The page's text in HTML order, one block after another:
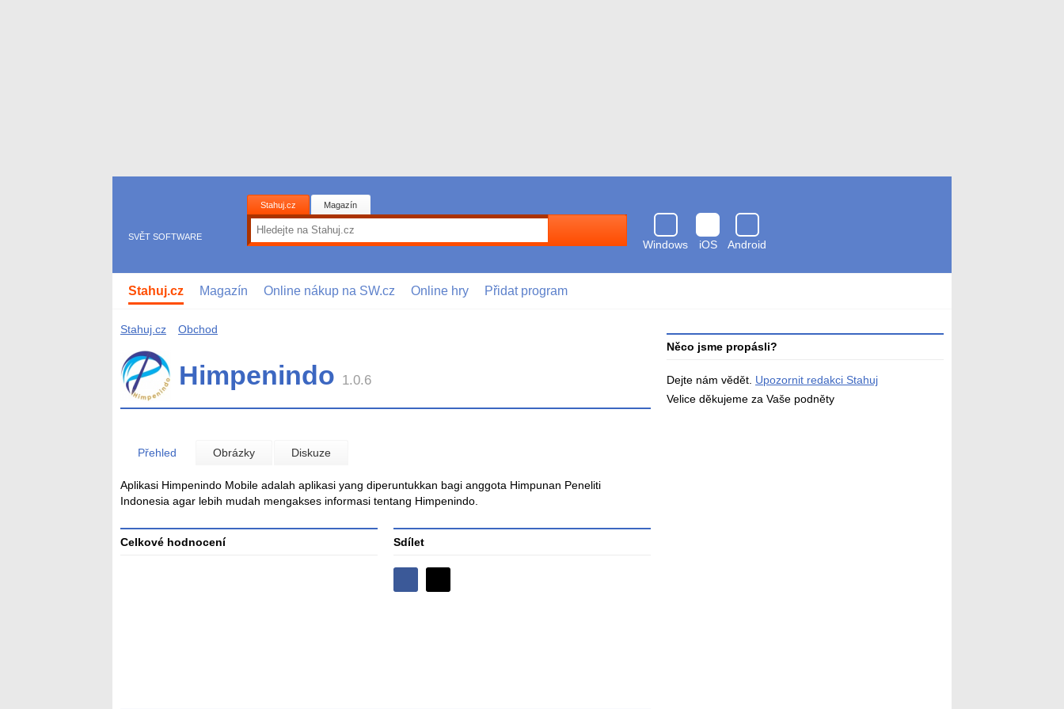
SVĚT SOFTWARE
Stahuj.cz Magazín
Windows
iOS
Android
antivirem
Stahuj.cz Magazín Online nákup na SW.cz Online hry Přidat program
Stahuj.cz Obchod
Himpenindo 1.0.6
Přehled Obrázky Diskuze
Aplikasi Himpenindo Mobile adalah aplikasi yang diperuntukkan bagi anggota Himpunan Peneliti
Indonesia agar lebih mudah mengakses informasi tentang Himpenindo.
Celkové hodnocení Sdílet
Sdílejte
Něco jsme propásli?
Dejte nám vědět. Upozornit redakci Stahuj
Velice děkujeme za Vaše podněty